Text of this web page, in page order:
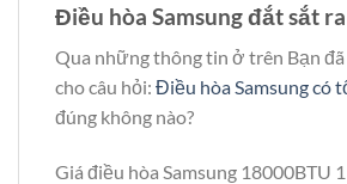
Điều hòa Samsung đắt sắt
Qua những thông tin ở trên Bạn
cho câu hỏi: Điều hòa Samsung có
đúng không nào?
Giá điều hòa Samsung 18000BTU